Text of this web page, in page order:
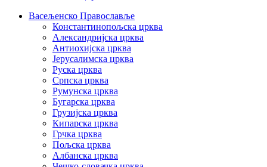
Васељенско Православље
Константинопољска црква
Александријска црква
Антиохијска црква
Јерусалимска црква
Руска црква
Српска црква
Румунска црква
Бугарска црква
Грузијска црква
Кипарска црква
Грчка црква
Пољска црква
Албанска црква